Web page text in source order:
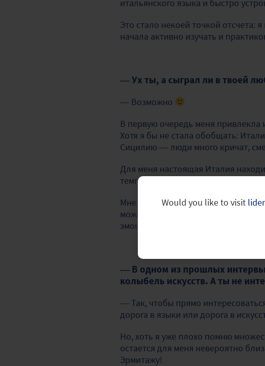
Would you like to visit
итальянского языка и быстро
Это стало некоей точкой отсчета:
начала активно изучать и
— Ух ты, а сыграл ли в твоей
— Возможно
В первую очередь меня привлекла
Хотя я бы не стала обобщать:
Сицилию — люди много кричат,
Для меня настоящая Италия
темпераментные и шумные, даже
Мне кажется, что нас в итальянцах
может быть интересна русская
эмоциональная и искренняя.
— В одном из прошлых
колыбель искусств. А ты не
— Так, чтобы прямо
дорога в языки или дорога в
Но, хоть я уже плохо помню
остается для меня невероятно
Эрмитажу!